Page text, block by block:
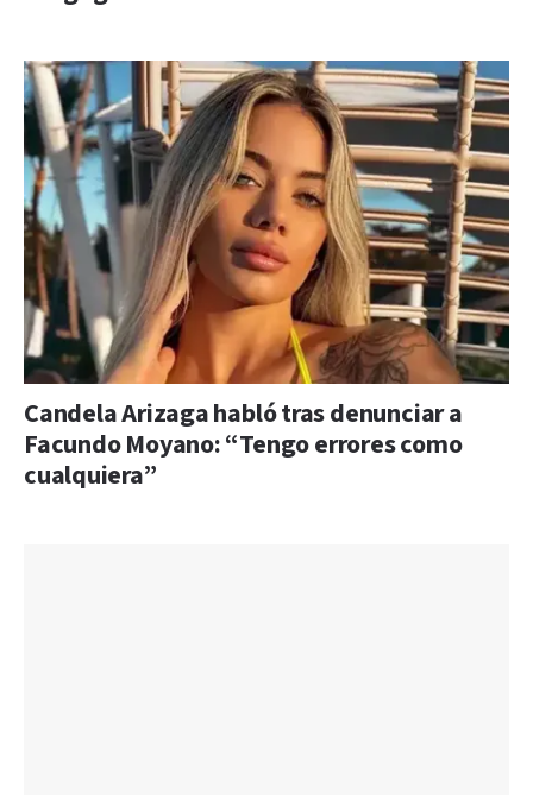
Candela Arizaga habló tras denunciar a
Facundo Moyano: “Tengo errores como
cualquiera”